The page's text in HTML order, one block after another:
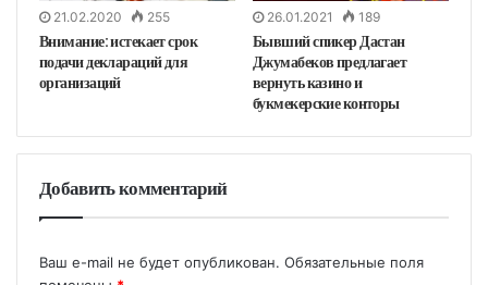
21.02.2020 255
Внимание: истекает срок
подачи деклараций для
организаций
26.01.2021 189
Бывший спикер Дастан
Джумабеков предлагает
вернуть казино и
букмекерские конторы
Добавить комментарий
Ваш e-mail не будет опубликован. Обязательные поля